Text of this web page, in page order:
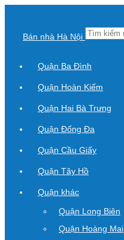
Bán nhà Hà Nội
Quận Ba Đình
Quận Hoàn Kiếm
Quận Hai Bà Trưng
Quận Đống Đa
Quận Cầu Giấy
Quận Tây Hồ
Quận khác
Quận Long Biên
Quận Hoàng Mai